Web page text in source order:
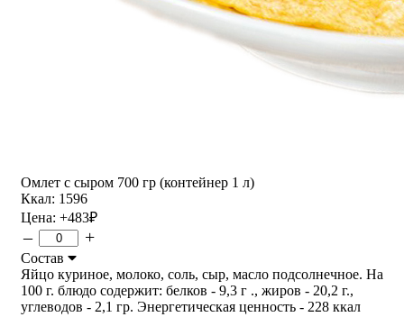
Омлет с сыром 700 гр (контейнер 1 л)
Ккал: 1596
Цена: +483₽
– +
Состав
Яйцо куриное, молоко, соль, сыр, масло подсолнечное. На
100 г. блюдо содержит: белков - 9,3 г ., жиров - 20,2 г.,
углеводов - 2,1 гр. Энергетическая ценность - 228 ккал